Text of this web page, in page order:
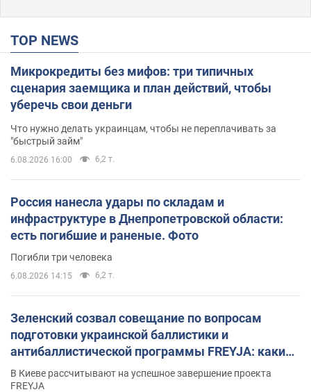
TOP NEWS
Микрокредиты без мифов: три типичных
сценария заемщика и план действий, чтобы
уберечь свои деньги
Что нужно делать украинцам, чтобы не переплачивать за
"быстрый займ"
6.08.2026 16:00 6,2 т.
Россия нанесла удары по складам и
инфраструктуре в Днепропетровской области:
есть погибшие и раненые. Фото
Погибли три человека
6.08.2026 14:15 6,2 т.
Зеленский созвал совещание по вопросам
подготовки украинской баллистики и
антибаллистической программы FREYJA: какие
решения готовятся
В Киеве рассчитывают на успешное завершение проекта
FREYJA